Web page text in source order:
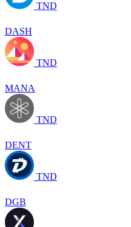
TND
DASH
TND
MANA
TND
DENT
TND
DGB